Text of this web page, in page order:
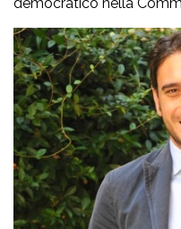
Antimafia, hanno fatto
imprenditrice agricola di
stata più volte colpita da
L’ultimo grave episodio